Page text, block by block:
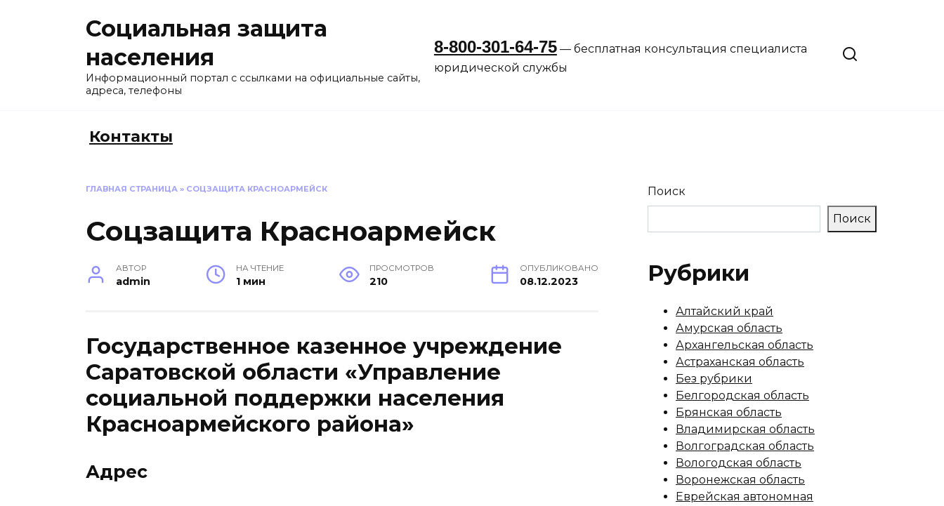
Социальная защита
населения
Информационный портал с ссылками на официальные сайты,
адреса, телефоны
8-800-301-64-75— бесплатная консультация специалиста
юридической службы
Контакты
ГЛАВНАЯ СТРАНИЦА » СОЦЗАЩИТА КРАСНОАРМЕЙСК
Соцзащита Красноармейск
АВТОР
admin
НА ЧТЕНИЕ
1 мин
ПРОСМОТРОВ
210
ОПУБЛИКОВАНО
08.12.2023
Государственное казенное учреждение
Саратовской области «Управление
социальной поддержки населения
Красноармейского района»
Адрес
Поиск
Поиск
Рубрики
Алтайский край
Амурская область
Архангельская область
Астраханская область
Без рубрики
Белгородская область
Брянская область
Владимирская область
Волгоградская область
Вологодская область
Воронежская область
Еврейская автономная